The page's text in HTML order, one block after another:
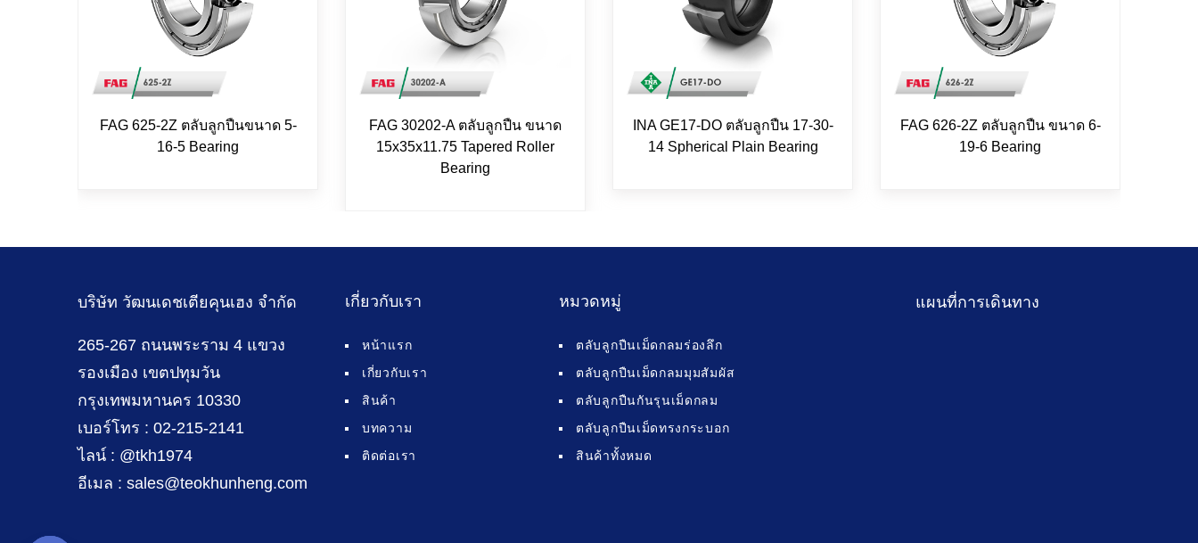
FAG 625-2Z ตลับลูกปืนขนาด 5-
16-5 Bearing
FAG 30202-A ตลับลูกปืน ขนาด
15x35x11.75 Tapered Roller
Bearing
INA GE17-DO ตลับลูกปืน 17-30-
14 Spherical Plain Bearing
FAG 626-2Z ตลับลูกปืน ขนาด 6-
19-6 Bearing
บริษัท วัฒนเดชเตียคุนเฮง จำกัด
265-267 ถนนพระราม 4 แขวง
รองเมือง เขตปทุมวัน
กรุงเทพมหานคร 10330
เบอร์โทร : 02-215-2141
ไลน์ : @tkh1974
อีเมล : sales@teokhunheng.com
เกี่ยวกับเรา
หน้าแรก
เกี่ยวกับเรา
สินค้า
บทความ
ติดต่อเรา
หมวดหมู่
ตลับลูกปืนเม็ดกลมร่องลึก
ตลับลูกปืนเม็ดกลมมุมสัมผัส
ตลับลูกปืนกันรุนเม็ดกลม
ตลับลูกปืนเม็ดทรงกระบอก
สินค้าทั้งหมด
แผนที่การเดินทาง